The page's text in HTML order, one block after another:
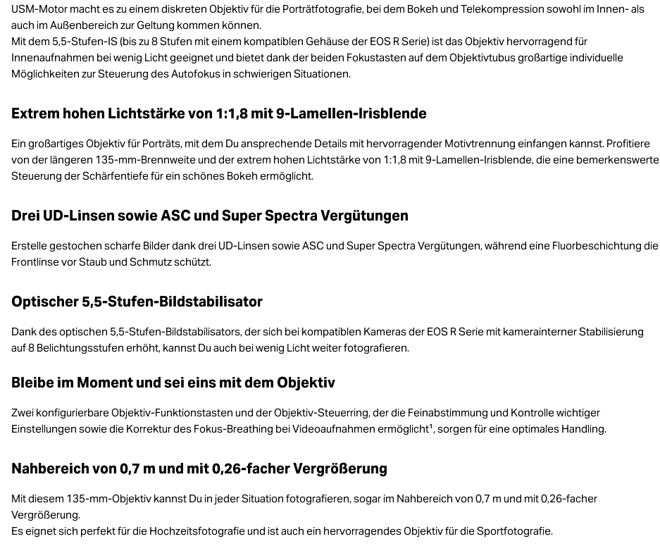
USM-Motor macht es zu einem diskreten Objektiv für die Porträtfotografie, bei dem Bokeh und Telekompression sowohl im Innen- als
auch im Außenbereich zur Geltung kommen können.
Mit dem 5,5-Stufen-IS (bis zu 8 Stufen mit einem kompatiblen Gehäuse der EOS R Serie) ist das Objektiv hervorragend für
Innenaufnahmen bei wenig Licht geeignet und bietet dank der beiden Fokustasten auf dem Objektivtubus großartige individuelle
Möglichkeiten zur Steuerung des Autofokus in schwierigen Situationen.
Extrem hohen Lichtstärke von 1:1,8 mit 9-Lamellen-Irisblende
Ein großartiges Objektiv für Porträts, mit dem Du ansprechende Details mit hervorragender Motivtrennung einfangen kannst. Profitiere
von der längeren 135-mm-Brennweite und der extrem hohen Lichtstärke von 1:1,8 mit 9-Lamellen-Irisblende, die eine bemerkenswerte
Steuerung der Schärfentiefe für ein schönes Bokeh ermöglicht.
Drei UD-Linsen sowie ASC und Super Spectra Vergütungen
Erstelle gestochen scharfe Bilder dank drei UD-Linsen sowie ASC und Super Spectra Vergütungen, während eine Fluorbeschichtung die
Frontlinse vor Staub und Schmutz schützt.
Optischer 5,5-Stufen-Bildstabilisator
Dank des optischen 5,5-Stufen-Bildstabilisators, der sich bei kompatiblen Kameras der EOS R Serie mit kamerainterner Stabilisierung
auf 8 Belichtungsstufen erhöht, kannst Du auch bei wenig Licht weiter fotografieren.
Bleibe im Moment und sei eins mit dem Objektiv
Zwei konfigurierbare Objektiv-Funktionstasten und der Objektiv-Steuerring, der die Feinabstimmung und Kontrolle wichtiger
Einstellungen sowie die Korrektur des Fokus-Breathing bei Videoaufnahmen ermöglicht¹, sorgen für eine optimales Handling.
Nahbereich von 0,7 m und mit 0,26-facher Vergrößerung
Mit diesem 135-mm-Objektiv kannst Du in jeder Situation fotografieren, sogar im Nahbereich von 0,7 m und mit 0,26-facher
Vergrößerung.
Es eignet sich perfekt für die Hochzeitsfotografie und ist auch ein hervorragendes Objektiv für die Sportfotografie.